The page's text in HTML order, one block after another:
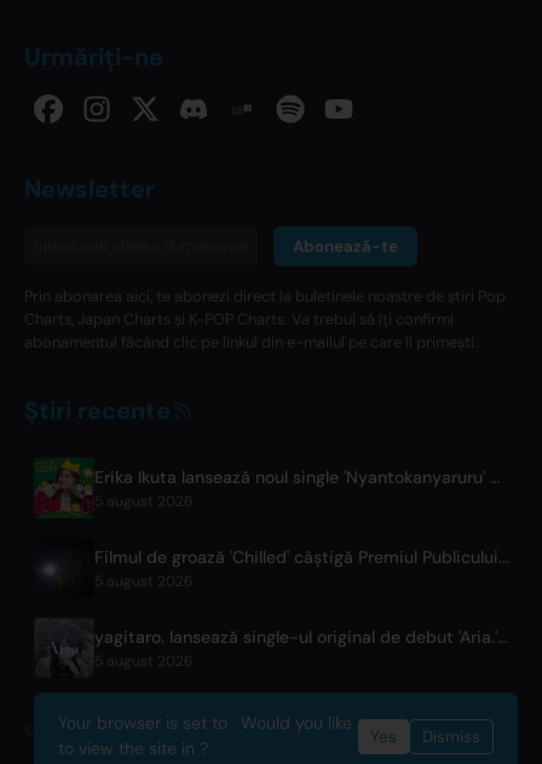
Urmăriți-ne
Newsletter
Abonează-te
Prin abonarea aici, te abonezi direct la buletinele noastre de știri Pop
Charts, Japan Charts și K-POP Charts. Va trebui să îți confirmi
abonamentul făcând clic pe linkul din e-mailul pe care îl primești.
Știri recente
Erika Ikuta lansează noul single 'Nyantokanyaruru' pentru cartea pentru copii 'Fumikiri Neko'
5 august 2026
Filmul de groază 'Chilled' câștigă Premiul Publicului la Festivalul Fantasia
5 august 2026
yagitaro. lansează single-ul original de debut 'Aria.' cu Suda Keina
5 august 2026
© 2026 OnlyHit. All rights reserved. - Metadata provided byACRCloud
Your browser is set to . Would you like
to view the site in ?
Yes Dismiss